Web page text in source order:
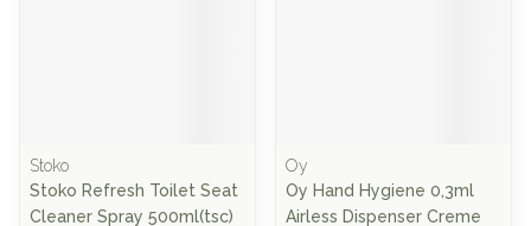
Stoko
Stoko Refresh Toilet Seat
Cleaner Spray 500ml(tsc)
Oy
Oy Hand Hygiene 0,3ml
Airless Dispenser Creme